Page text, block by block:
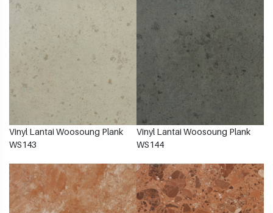
Vinyl Lantai Woosoung Plank
WS143
Vinyl Lantai Woosoung Plank
WS144